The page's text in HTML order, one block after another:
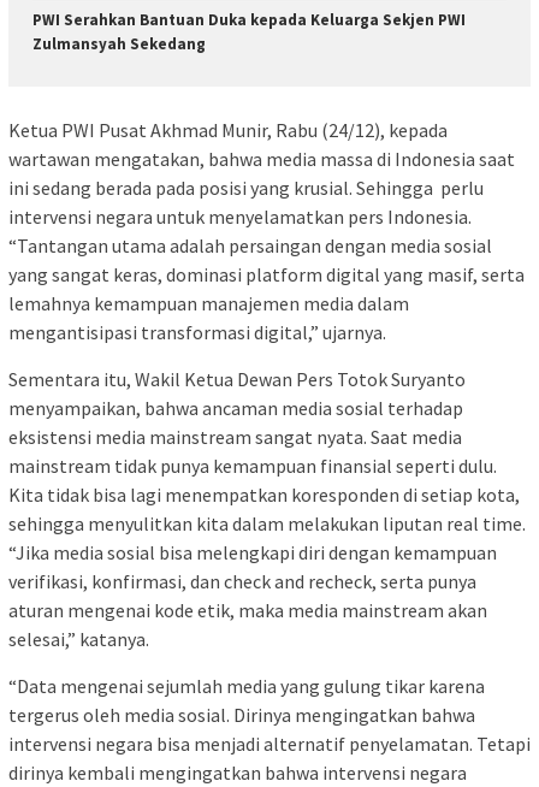
PWI Serahkan Bantuan Duka kepada Keluarga Sekjen PWI
Zulmansyah Sekedang
Ketua PWI Pusat Akhmad Munir, Rabu (24/12), kepada
wartawan mengatakan, bahwa media massa di Indonesia saat
ini sedang berada pada posisi yang krusial. Sehingga perlu
intervensi negara untuk menyelamatkan pers Indonesia.
“Tantangan utama adalah persaingan dengan media sosial
yang sangat keras, dominasi platform digital yang masif, serta
lemahnya kemampuan manajemen media dalam
mengantisipasi transformasi digital,” ujarnya.
Sementara itu, Wakil Ketua Dewan Pers Totok Suryanto
menyampaikan, bahwa ancaman media sosial terhadap
eksistensi media mainstream sangat nyata. Saat media
mainstream tidak punya kemampuan finansial seperti dulu.
Kita tidak bisa lagi menempatkan koresponden di setiap kota,
sehingga menyulitkan kita dalam melakukan liputan real time.
“Jika media sosial bisa melengkapi diri dengan kemampuan
verifikasi, konfirmasi, dan check and recheck, serta punya
aturan mengenai kode etik, maka media mainstream akan
selesai,” katanya.
“Data mengenai sejumlah media yang gulung tikar karena
tergerus oleh media sosial. Dirinya mengingatkan bahwa
intervensi negara bisa menjadi alternatif penyelamatan. Tetapi
dirinya kembali mengingatkan bahwa intervensi negara